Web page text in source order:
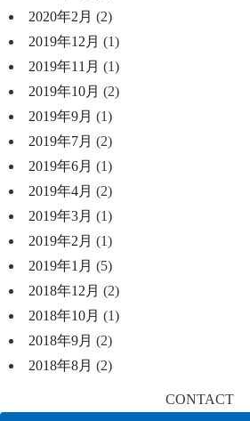
2020年2月 (2)
2019年12月 (1)
2019年11月 (1)
2019年10月 (2)
2019年9月 (1)
2019年7月 (2)
2019年6月 (1)
2019年4月 (2)
2019年3月 (1)
2019年2月 (1)
2019年1月 (5)
2018年12月 (2)
2018年10月 (1)
2018年9月 (2)
2018年8月 (2)
CONTACT